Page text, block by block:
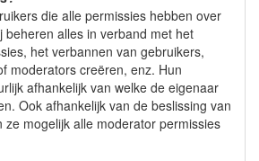
die alle permissies hebben over
beheren alles in verband met het
het verbannen van gebruikers,
moderators creëren, enz. Hun
afhankelijk van welke de eigenaar
Ook afhankelijk van de beslissing van
ze mogelijk alle moderator permissies